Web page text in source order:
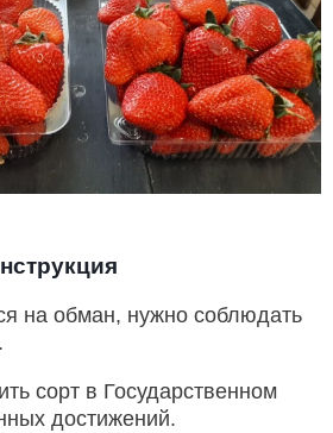
на обман, нужно соблюдать
сорт в Государственном
достижений.